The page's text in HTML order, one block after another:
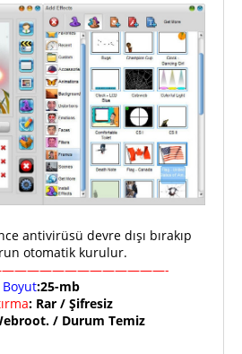
antivirüsü devre dışı bırakıp
otomatik kurulur.
Boyut:25-mb
: Rar / Şifresiz
/ Durum Temiz